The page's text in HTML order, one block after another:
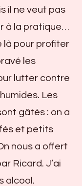
il ne veut pas
à la pratique…
là pour profiter
les
lutter contre
Les
gâtés : on a
et petits
nous a offert
Ricard. J’ai
alcool.